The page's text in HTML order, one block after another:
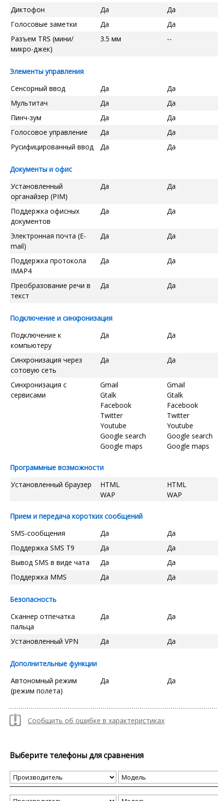
Диктофон
Да
Да
Голосовые заметки
Да
Да
Разъем TRS (мини/
микро-джек)
3.5 мм --
Элементы управления
Сенсорный ввод
Да
Да
Мультитач
Да
Да
Пинч-зум
Да
Да
Голосовое управление
Да
Да
Русифицированный ввод
Да Да
Документы и офис
Установленный
органайзер (PIM)
Да Да
Поддержка офисных
документов
Да Да
Электронная почта (E-
mail)
Да Да
Поддержка протокола
IMAP4
Да Да
Преобразование речи в
текст
Да Да
Подключение и синхронизация
Подключение к
компьютеру
Да Да
Синхронизация через
сотовую сеть
Да Да
Синхронизация с
сервисами
Gmail
Gtalk
Facebook
Twitter
Youtube
Google search
Google maps
Gmail
Gtalk
Facebook
Twitter
Youtube
Google search
Google maps
Программные возможности
Установленный браузер
HTML
WAP
HTML
WAP
Прием и передача коротких сообщений
SMS-сообщения
Да
Да
Поддержка SMS T9
Да
Да
Вывод SMS в виде чата
Да
Да
Поддержка MMS
Да Да
Безопасность
Сканнер отпечатка
пальца
Да Да
Установленный VPN Да Да
Дополнительные функции
Автономный режим
(режим полета)
Да Да
Сообщить об ошибке в характеристиках
Выберите телефоны для сравнения